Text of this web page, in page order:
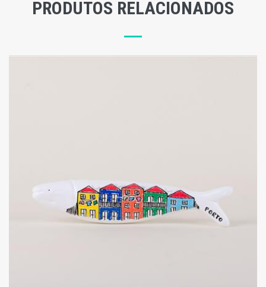
PRODUTOS RELACIONADOS